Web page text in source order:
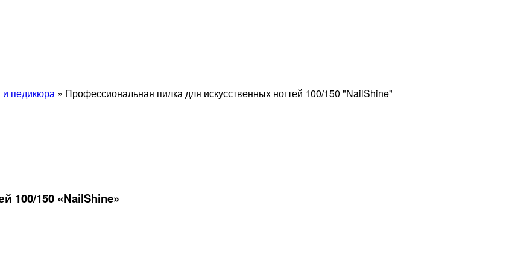
педикюра » Профессиональная пилка для искусственных ногтей 100/150 "NailShine"
100/150 «NailShine»